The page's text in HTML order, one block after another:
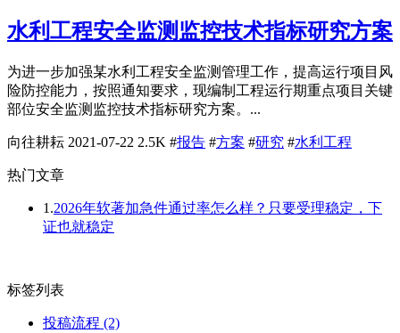
水利工程安全监测监控技术指标研究方案
为进一步加强某水利工程安全监测管理工作，提高运行项目风
险防控能力，按照通知要求，现编制工程运行期重点项目关键
部位安全监测监控技术指标研究方案。...
向往耕耘 2021-07-22 2.5K #报告 #方案 #研究 #水利工程
热门文章
1.2026年软著加急件通过率怎么样？只要受理稳定，下
证也就稳定
标签列表
投稿流程 (2)